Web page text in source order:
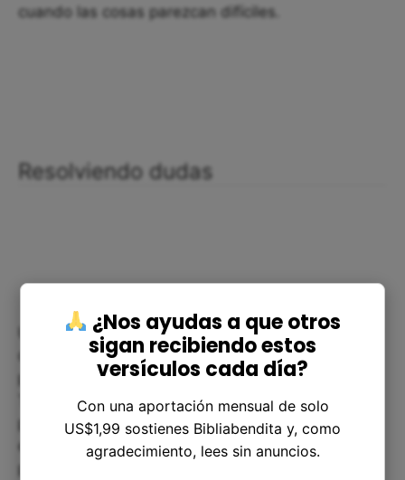
cuando las cosas parezcan difíciles.
Resolviendo dudas
Uno de los interrogantes que podría surgir a partir
de este pasaje es por qué Saúl estaba tan
preocupado por las asnas perdidas de su padre.
Tal vez pueda parecer una tarea insignificante
pero en esa época, las asnas eran fundamentales
en la vida cotidiana de las personas, utilizadas
para transportar carga, cultivar la tierra, entre
¿Nos ayudas a que otros
sigan recibiendo estos
versículos cada día?
Con una aportación mensual de solo
US$1,99 sostienes Bibliabendita y, como
agradecimiento, lees sin anuncios.